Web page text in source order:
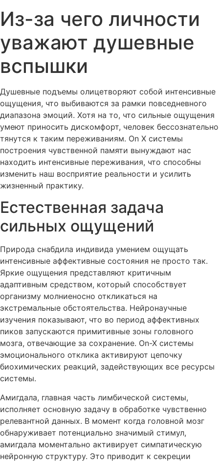
Из-за чего личности
уважают душевные
вспышки
Душевные подъемы олицетворяют собой интенсивные
ощущения, что выбиваются за рамки повседневного
диапазона эмоций. Хотя на то, что сильные ощущения
умеют приносить дискомфорт, человек бессознательно
тянутся к таким переживаниям. On X системы
построения чувственной памяти вынуждают нас
находить интенсивные переживания, что способны
изменить наш восприятие реальности и усилить
жизненный практику.
Естественная задача
сильных ощущений
Природа снабдила индивида умением ощущать
интенсивные аффективные состояния не просто так.
Яркие ощущения представляют критичным
адаптивным средством, который способствует
организму молниеносно откликаться на
экстремальные обстоятельства. Нейронаучные
изучения показывают, что во период аффективных
пиков запускаются примитивные зоны головного
мозга, отвечающие за сохранение. On-X системы
эмоционального отклика активируют цепочку
биохимических реакций, задействующих все ресурсы
системы.
Амигдала, главная часть лимбической системы,
исполняет основную задачу в обработке чувственно
релевантной данных. В момент когда головной мозг
обнаруживает потенциально значимый стимул,
амигдала моментально активирует симпатическую
нейронную структуру. Это приводит к секреции